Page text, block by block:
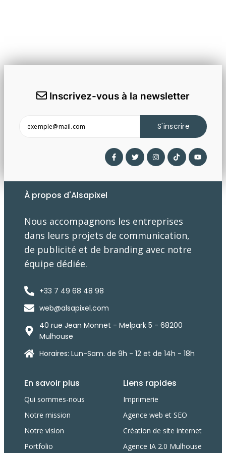
Inscrivez-vous à la newsletter
S'inscrire
À propos d'Alsapixel
Nous accompagnons les entreprises
dans leurs projets de communication,
de publicité et de branding avec notre
équipe dédiée.
+33 7 49 68 48 98
web@alsapixel.com
40 rue Jean Monnet - Melpark 5 - 68200
Mulhouse
Horaires: Lun-Sam. de 9h - 12 et de 14h - 18h
En savoir plus
Qui sommes-nous
Notre mission
Notre vision
Portfolio
Liens rapides
Imprimerie
Agence web et SEO
Création de site internet
Agence IA 2.0 Mulhouse